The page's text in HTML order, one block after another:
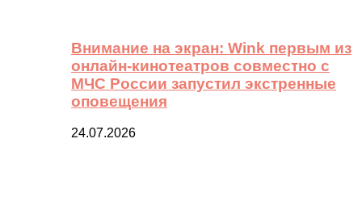
Внимание на экран: Wink первым из
онлайн-кинотеатров совместно с
МЧС России запустил экстренные
оповещения
24.07.2026